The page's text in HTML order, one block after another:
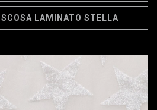
LAMINATO STELLA